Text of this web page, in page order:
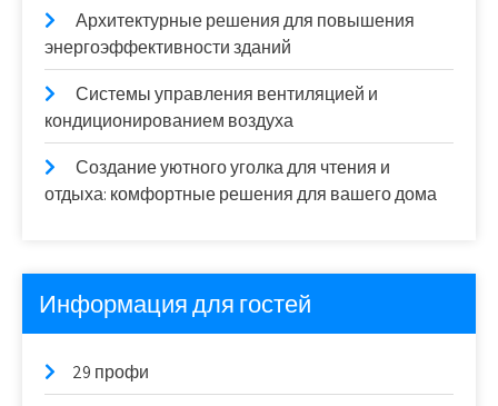
Архитектурные решения для повышения
энергоэффективности зданий
Системы управления вентиляцией и
кондиционированием воздуха
Создание уютного уголка для чтения и
отдыха: комфортные решения для вашего дома
Информация для гостей
29 профи